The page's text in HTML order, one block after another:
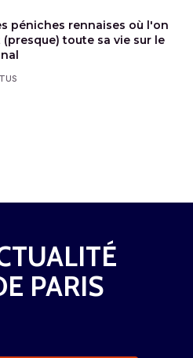
péniches rennaises où l'on
(presque) toute sa vie sur le
PARIS